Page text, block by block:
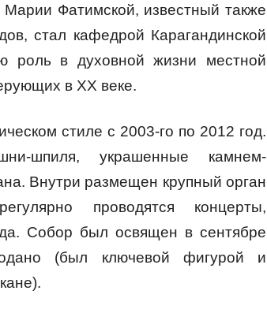
Фатимской, известный также
стал кафедрой Карагандинской
роль в духовной жизни местной
в XX веке.
стиле с 2003-го по 2012 год.
шпиля, украшенные камнем-
Внутри размещен крупный орган
проводятся концерты,
Собор был освящен в сентябре
(был ключевой фигурой и